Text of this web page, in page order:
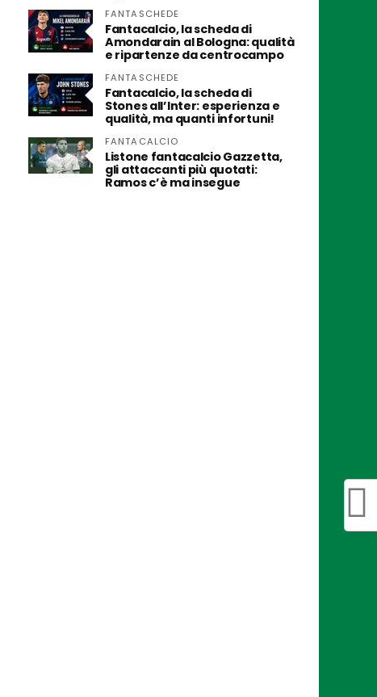
FANTASCHEDE
Fantacalcio, la scheda di
Amondarain al Bologna: qualità
e ripartenze da centrocampo
FANTASCHEDE
Fantacalcio, la scheda di
Stones all’Inter: esperienza e
qualità, ma quanti infortuni!
FANTACALCIO
Listone fantacalcio Gazzetta,
gli attaccanti più quotati:
Ramos c’è ma insegue